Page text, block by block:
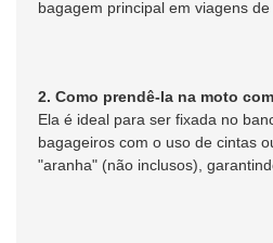
bagagem principal em viagens de
2. Como prendê-la na moto
Ela é ideal para ser fixada no
bagageiros com o uso de cintas
"aranha" (não inclusos),